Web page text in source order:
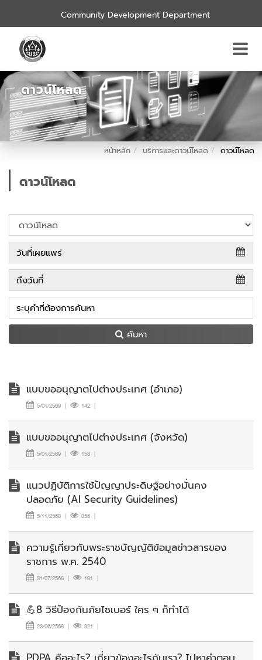
Community Development Department
ดาวน์โหลด
หน้าหลัก บริการและดาวน์โหลด ดาวน์โหลด
ดาวน์โหลด
ค้นหา
แบบขออนุญาตไปต่างประเทศ (อำเภอ)
5/01/2569 | 142 |
แบบขออนุญาตไปต่างประเทศ (จังหวัด)
5/01/2569 | 153 |
แนวปฏิบัติการใช้ปัญญาประดิษฐ์อย่างมั่นคง
ปลอดภัย (AI Security Guidelines)
5/11/2568 | 356 |
ความรู้เกี่ยวกับพระราชบัญญัติข้อมูลข่าวสารของ
ราชการ พ.ศ. 2540
31/07/2568 | 131 |
💪8 วิธีป้องกันภัยไซเบอร์ ใคร ๆ ก็ทำได้
23/06/2568 | 321 |